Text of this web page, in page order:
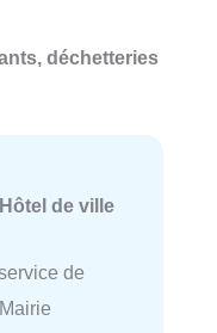
déchetteries
Hôtel de ville
de